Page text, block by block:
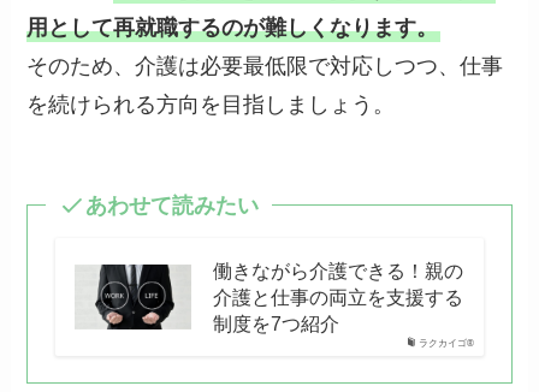
用として再就職するのが難しくなります。
そのため、介護は必要最低限で対応しつつ、仕事
を続けられる方向を目指しましょう。
あわせて読みたい
ラクカイゴ®
働きながら介護できる！親の
介護と仕事の両立を支援する
制度を7つ紹介